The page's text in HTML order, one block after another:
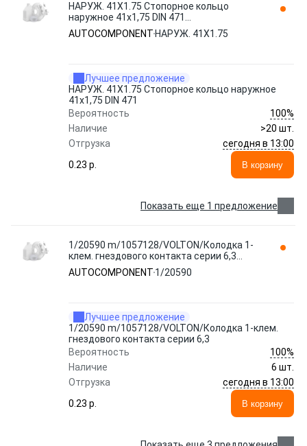
НАРУЖ. 41Х1.75 Стопорное кольцо
наружное 41х1,75 DIN 471
AUTOCOMPONENT
AUTOCOMPONENT НАРУЖ. 41Х1.75
Лучшее предложение
НАРУЖ. 41Х1.75 Стопорное кольцо наружное
41х1,75 DIN 471
Вероятность
100%
Наличие
>20 шт.
Отгрузка
сегодня в 13:00
0.23 p.
В корзину
Показать еще 1 предложение
1/20590 m/1057128/VOLTON/Колодка 1-
клем. гнездового контакта серии 6,3
AUTOCOMPONENT
AUTOCOMPONENT 1/20590
Лучшее предложение
1/20590 m/1057128/VOLTON/Колодка 1-клем.
гнездового контакта серии 6,3
Вероятность
100%
Наличие
6 шт.
Отгрузка
сегодня в 13:00
0.23 p.
В корзину